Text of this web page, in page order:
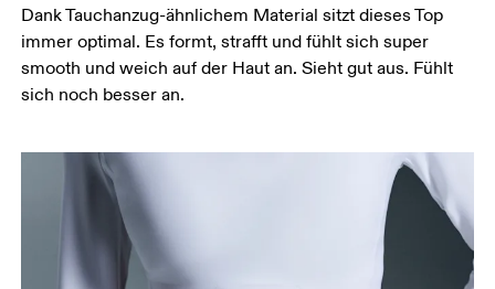
Hüfte
Miss um die breiteste Stelle deiner Hüfte herum.
Dank Tauchanzug-ähnlichem Material sitzt dieses Top
immer optimal. Es formt, strafft und fühlt sich super
smooth und weich auf der Haut an. Sieht gut aus. Fühlt
sich noch besser an.